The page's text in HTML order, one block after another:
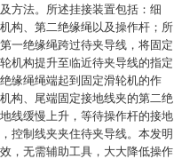
方法。所述挂接装置包括：细
构、第二绝缘绳以及操作杆；所
一绝缘绳跨过待夹导线，将固定
机构提升至临近待夹导线的指定
缘绳绳端起到固定滑轮机的作
构、尾端固定接地线夹的第二绝
线缓慢上升，等待操作杆的接地
控制线夹夹住待夹导线。本发明
，无需辅助工具，大大降低操作